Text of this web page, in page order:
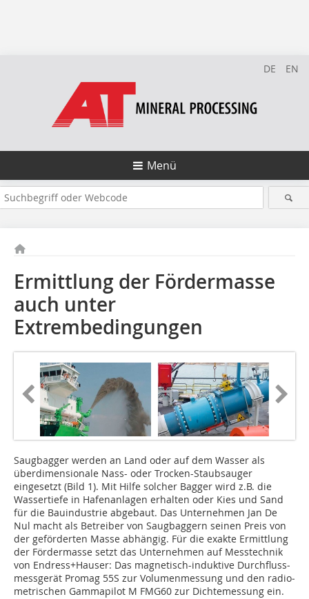
DE EN
Menü
Ermittlung der Fördermasse
auch unter
Extrembedingungen
Saugbagger werden an Land oder auf dem Wasser als
überdimensionale Nass- oder Trocken-Staubsauger
eingesetzt (Bild 1). Mit Hilfe solcher Bagger wird z.B. die
Wassertiefe in Hafenanlagen erhalten oder Kies und Sand
für die Bauindustrie abgebaut. Das Unternehmen Jan De
Nul macht als Betreiber von Saugbaggern seinen Preis von
der geförderten Masse abhängig. Für die exakte Ermittlung
der Förder­masse setzt das Unternehmen auf Messtechnik
von Endress+Hauser: Das magnetisch-induktive Durch­fluss­
messgerät Promag 55S zur Volumenmessung und den radio­
metri­schen Gammapilot M FMG60 zur Dichte­messung ein.